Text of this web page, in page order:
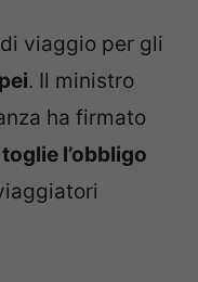
viaggio per gli
. Il ministro
ha firmato
toglie l’obbligo